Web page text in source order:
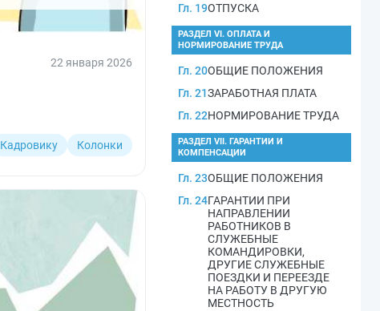
22 января 2026
Кадровику Колонки
Гл. 19ОТПУСКА
РАЗДЕЛ VI. ОПЛАТА И
НОРМИРОВАНИЕ ТРУДА
Гл. 20ОБЩИЕ ПОЛОЖЕНИЯ
Гл. 21ЗАРАБОТНАЯ ПЛАТА
Гл. 22НОРМИРОВАНИЕ ТРУДА
РАЗДЕЛ VII. ГАРАНТИИ И
КОМПЕНСАЦИИ
Гл. 23ОБЩИЕ ПОЛОЖЕНИЯ
Гл. 24ГАРАНТИИ ПРИ
НАПРАВЛЕНИИ
РАБОТНИКОВ В
СЛУЖЕБНЫЕ
КОМАНДИРОВКИ,
ДРУГИЕ СЛУЖЕБНЫЕ
ПОЕЗДКИ И ПЕРЕЕЗДЕ
НА РАБОТУ В ДРУГУЮ
МЕСТНОСТЬ